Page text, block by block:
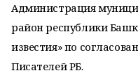
Администрация
район республики
известия» по
Писателей РБ.